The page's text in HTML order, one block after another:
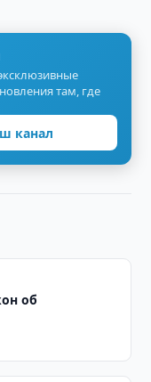
там, где
канал
об